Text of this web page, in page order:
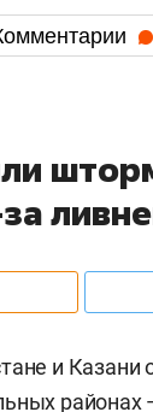
и
районах